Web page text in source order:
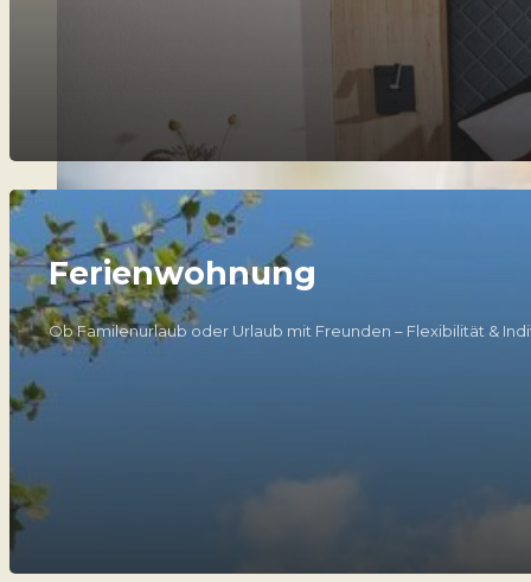
Ferienwohnung
Ob Familenurlaub oder Urlaub mit Freunden – Flexibilität &